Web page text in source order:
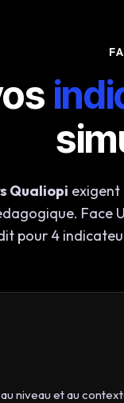
Qualiopi exigent
Face
pour 4
niveau et au